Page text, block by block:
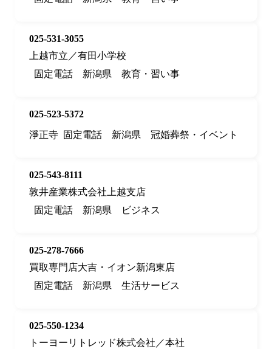
025-531-3055
上越市立／有田小学校
固定電話
新潟県 教育・習い事
025-523-5372
淨正寺 固定電話 新潟県 冠婚葬祭・イベント
025-543-8111
敦井産業株式会社上越支店
固定電話
新潟県 ビジネス
025-278-7666
買取専門店大吉・イオン新潟東店
固定電話
新潟県 生活サービス
025-550-1234
トーヨーリトレッド株式会社／本社